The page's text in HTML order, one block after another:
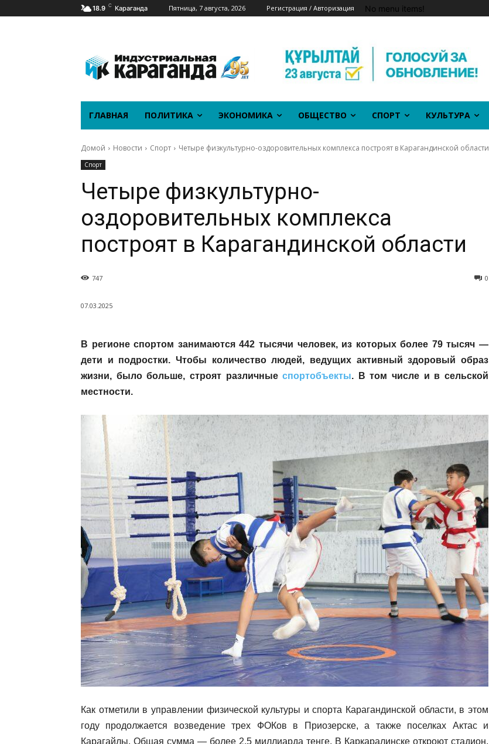
18.9 C Караганда Пятница, 7 августа, 2026 Регистрация / Авторизация No menu items!
ГЛАВНАЯ ПОЛИТИКА ЭКОНОМИКА ОБЩЕСТВО СПОРТ КУЛЬТУРА
Домой Новости Спорт Четыре физкультурно-оздоровительных комплекса построят в Карагандинской области
Спорт
Четыре физкультурно-
оздоровительных комплекса
построят в Карагандинской области
0
747
07.03.2025
В регионе спортом занимаются 442 тысячи человек, из которых более 79 тысяч —
дети и подростки. Чтобы количество людей, ведущих активный здоровый образ
жизни, было больше, строят различныеспортобъекты. В том числе и в сельской
местности.
Как отметили в управлении физической культуры и спорта Карагандинской области, в этом
году продолжается возведение трех ФОКов в Приозерске, а также поселках Актас и
Карагайлы. Общая сумма — более 2,5 миллиарда тенге. В Каркаралинске откроют стадион.